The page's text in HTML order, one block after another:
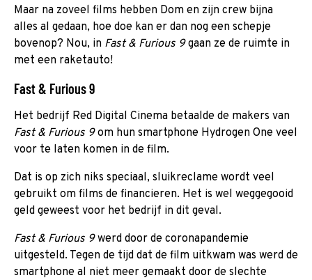
Maar na zoveel films hebben Dom en zijn crew bijna
alles al gedaan, hoe doe kan er dan nog een schepje
bovenop? Nou, in Fast & Furious 9gaan ze de ruimte in
met een raketauto!
Fast & Furious 9
Het bedrijf Red Digital Cinema betaalde de makers van
Fast & Furious 9om hun smartphone Hydrogen One veel
voor te laten komen in de film.
Dat is op zich niks speciaal, sluikreclame wordt veel
gebruikt om films de financieren. Het is wel weggegooid
geld geweest voor het bedrijf in dit geval.
Fast & Furious 9werd door de coronapandemie
uitgesteld. Tegen de tijd dat de film uitkwam was werd de
smartphone al niet meer gemaakt door de slechte